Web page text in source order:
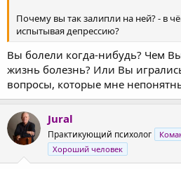
Почему вы так залипли на ней? - в
испытывая депрессию?
Вы болели когда-нибудь? Чем
жизнь болезнь? Или Вы
вопросы, которые мне
Jural
Практикующий психолог
Хороший человек